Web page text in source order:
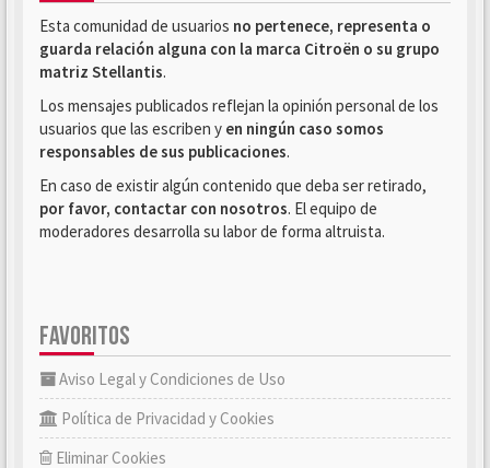
Esta comunidad de usuarios no pertenece, representa o
guarda relación alguna con la marca Citroën o su grupo
matriz Stellantis.
Los mensajes publicados reflejan la opinión personal de los
usuarios que las escriben y en ningún caso somos
responsables de sus publicaciones.
En caso de existir algún contenido que deba ser retirado,
por favor, contactar con nosotros. El equipo de
moderadores desarrolla su labor de forma altruista.
FAVORITOS
Aviso Legal y Condiciones de Uso
Política de Privacidad y Cookies
Eliminar Cookies